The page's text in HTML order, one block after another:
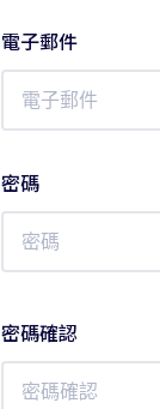
電子郵件
密碼
密碼確認